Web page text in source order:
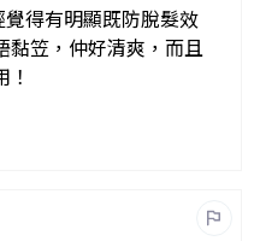
得有明顯既防脫髮效
黏笠，仲好清爽，而且